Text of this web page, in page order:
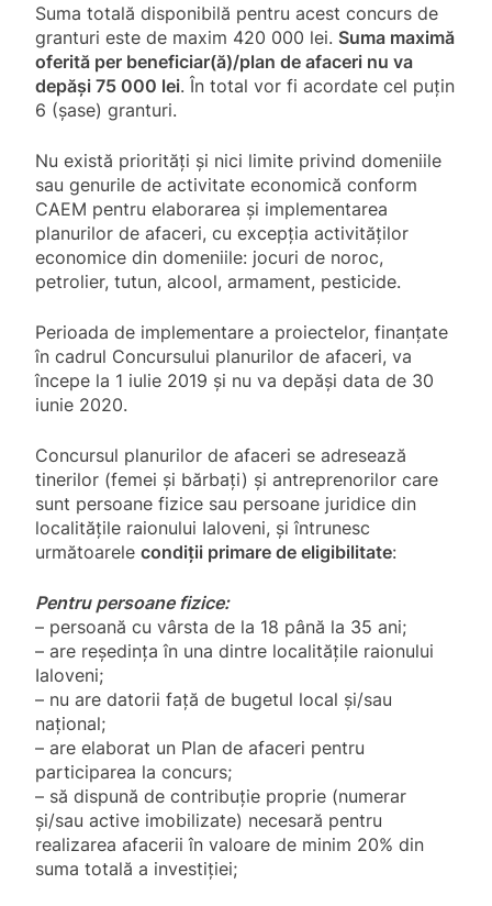
Suma totală disponibilă pentru acest concurs de
granturi este de maxim 420 000 lei. Suma maximă
oferită per beneficiar(ă)/plan de afaceri nu va
depăși 75 000 lei. În total vor fi acordate cel puțin
6 (șase) granturi.
Nu există priorități și nici limite privind domeniile
sau genurile de activitate economică conform
CAEM pentru elaborarea și implementarea
planurilor de afaceri, cu excepția activităților
economice din domeniile: jocuri de noroc,
petrolier, tutun, alcool, armament, pesticide.
Perioada de implementare a proiectelor, finanțate
în cadrul Concursului planurilor de afaceri, va
începe la 1 iulie 2019 și nu va depăși data de 30
iunie 2020.
Concursul planurilor de afaceri se adresează
tinerilor (femei și bărbați) și antreprenorilor care
sunt persoane fizice sau persoane juridice din
localitățile raionului Ialoveni, și întrunesc
următoarele condiţii primare de eligibilitate:
Pentru persoane fizice:
– persoană cu vârsta de la 18 până la 35 ani;
– are reședința în una dintre localitățile raionului
Ialoveni;
– nu are datorii față de bugetul local și/sau
național;
– are elaborat un Plan de afaceri pentru
participarea la concurs;
– să dispună de contribuție proprie (numerar
și/sau active imobilizate) necesară pentru
realizarea afacerii în valoare de minim 20% din
suma totală a investiției;